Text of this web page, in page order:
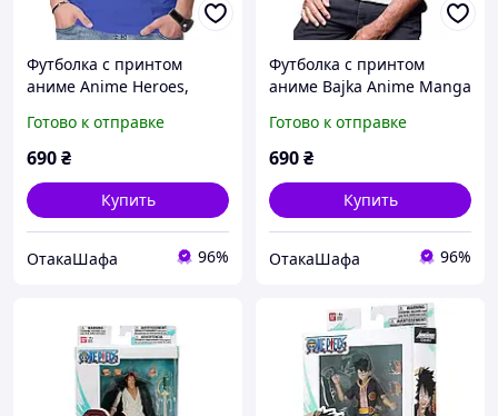
Футболка с принтом
аниме Anime Heroes,
Готово к отправке
690₴
Купить
ОтакаШафа 96%
Футболка с принтом
аниме Bajka Anime Manga
Готово к отправке
690₴
Купить
ОтакаШафа 96%